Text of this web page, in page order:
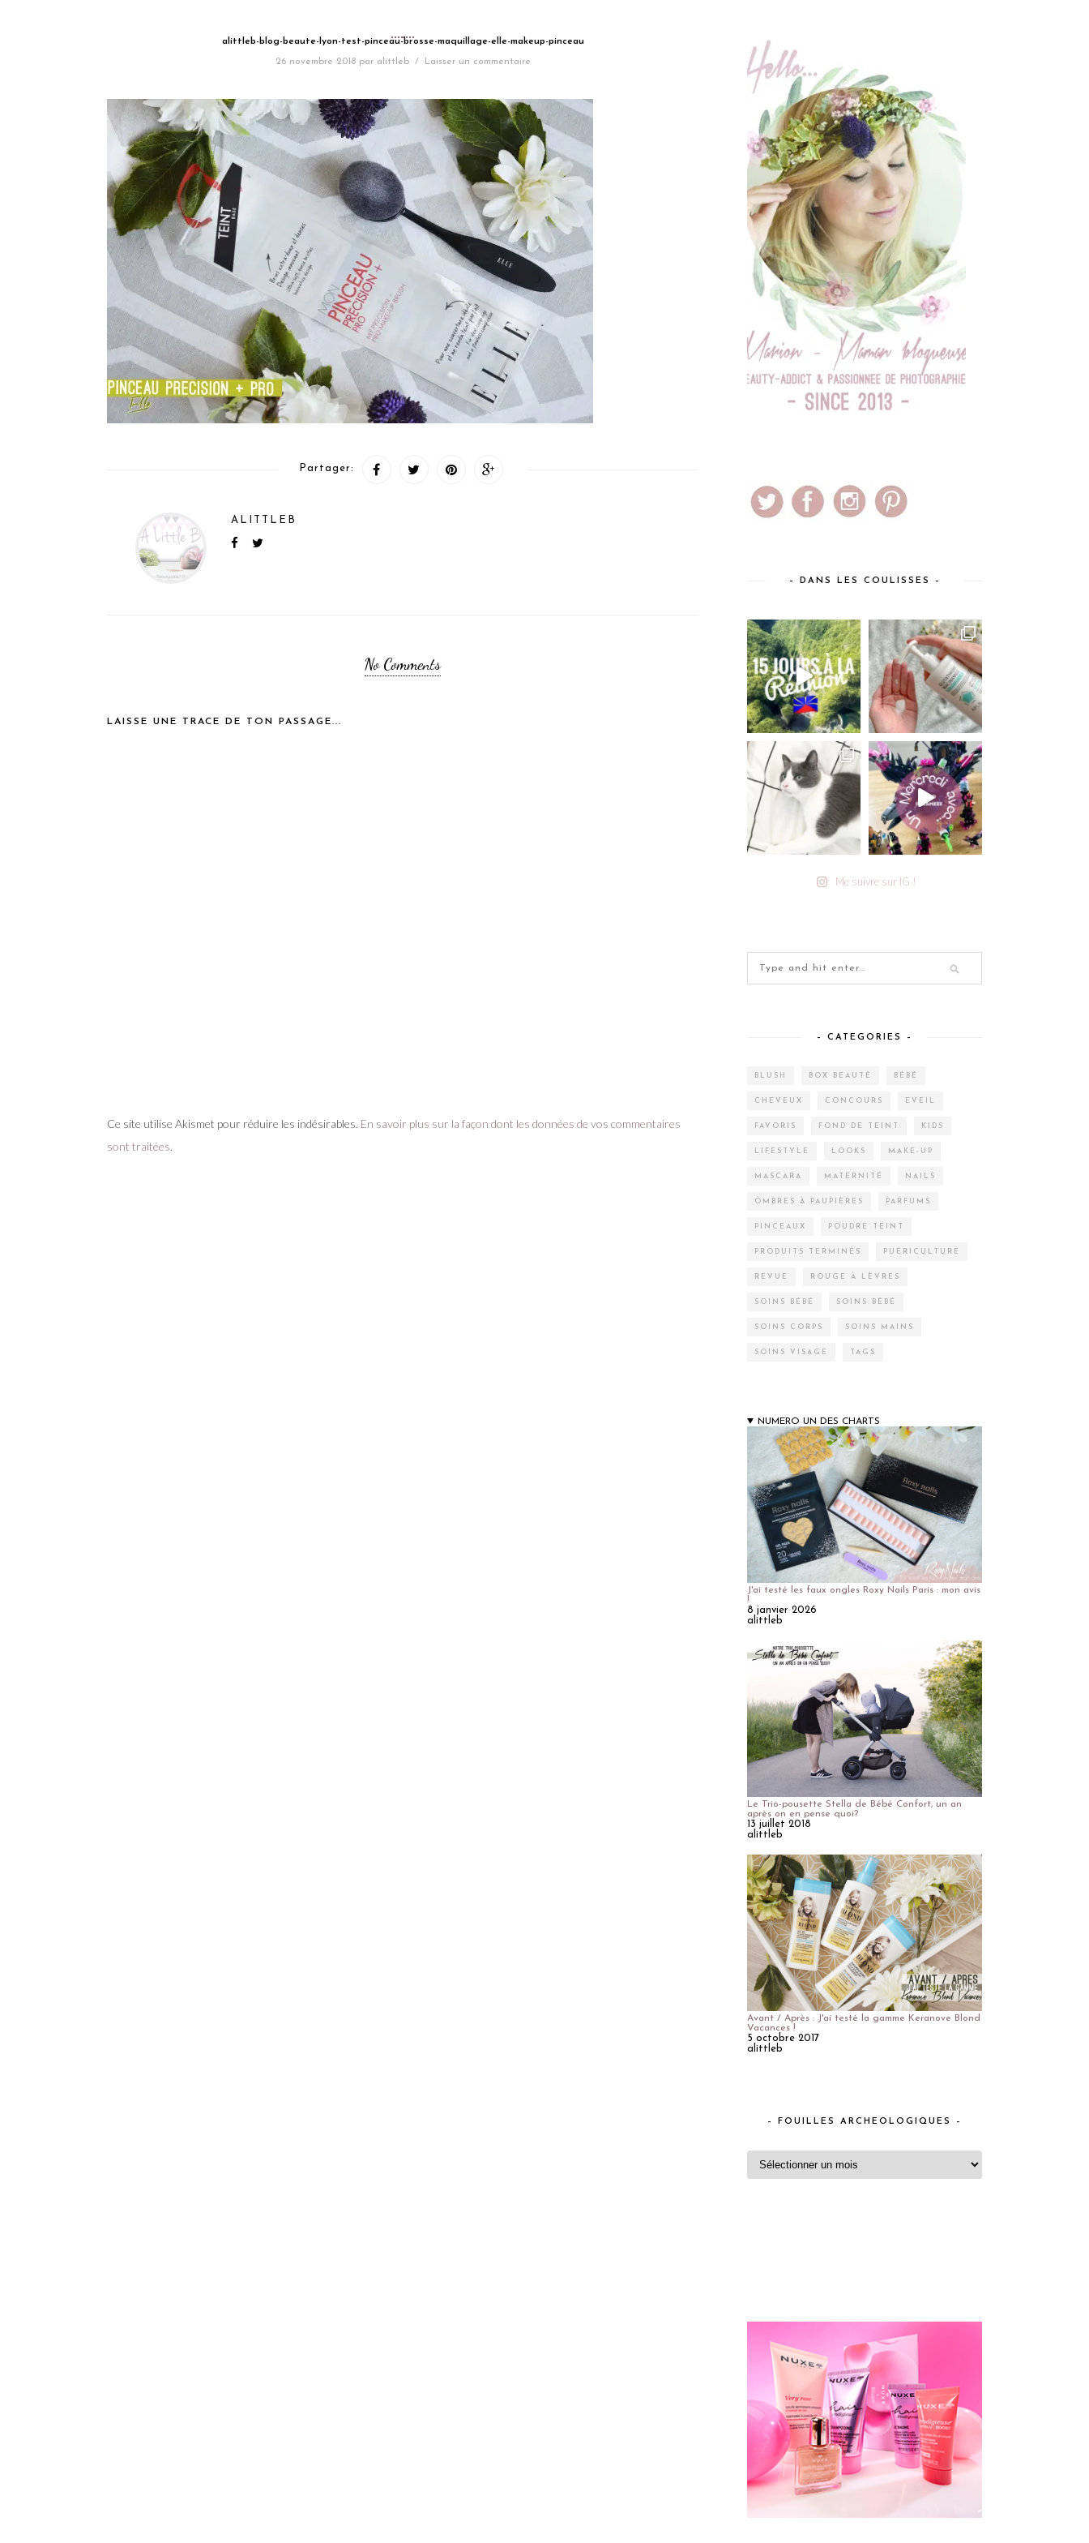
alittleb-blog-beaute-lyon-test-pinceau-brosse-maquillage-elle-makeup-pinceau
26 novembre 2018 par alittleb / Laisser un commentaire
Partager:
ALITTLEB
No Comments
LAISSE UNE TRACE DE TON PASSAGE...
Ce site utilise Akismet pour réduire les indésirables. En savoir plus sur la façon dont les données de vos commentaires
sont traitées.
– DANS LES COULISSES –
Me suivre sur IG !
– CATEGORIES –
BLUSH BOX BEAUTÉ BÉBÉ
CHEVEUX CONCOURS EVEIL
FAVORIS FOND DE TEINT KIDS
LIFESTYLE LOOKS MAKE-UP
MASCARA MATERNITÉ NAILS
OMBRES À PAUPIÈRES PARFUMS
PINCEAUX POUDRE TEINT
PRODUITS TERMINÉS PUÉRICULTURE
REVUE ROUGE À LÈVRES
SOINS BÉBÉ SOINS BÉBÉ
SOINS CORPS SOINS MAINS
SOINS VISAGE TAGS
NUMERO UN DES CHARTS
J'ai testé les faux ongles Roxy Nails Paris : mon avis
!
8 janvier 2026
alittleb
Le Trio-pousette Stella de Bébé Confort, un an
après on en pense quoi?
13 juillet 2018
alittleb
Avant / Après : J'ai testé la gamme Keranove Blond
Vacances !
5 octobre 2017
alittleb
– FOUILLES ARCHEOLOGIQUES –